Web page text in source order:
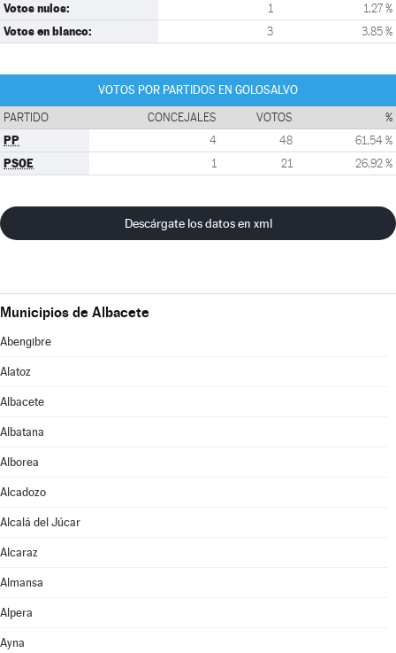
Votos nulos: 1 1,27 %
Votos en blanco: 3 3,85 %
VOTOS POR PARTIDOS EN GOLOSALVO
PARTIDO CONCEJALES VOTOS %
PP 4 48 61,54 %
PSOE 1 21 26,92 %
Descárgate los datos en xml
Municipios de Albacete
Abengibre
Alatoz
Albacete
Albatana
Alborea
Alcadozo
Alcalá del Júcar
Alcaraz
Almansa
Alpera
Ayna